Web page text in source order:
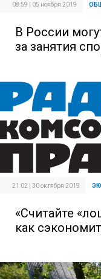
08:59 | 05 ноября 2019
В России
за занятия
21:02 | 30 октября 2019
«Считайте
как